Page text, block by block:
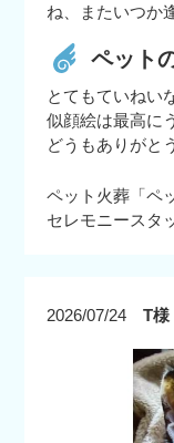
ね、またいつか
ペット
とてもていねい
似顔絵は最高に
どうもありがと
ペット火葬「ペ
セレモニースタ
2026/07/24 T様